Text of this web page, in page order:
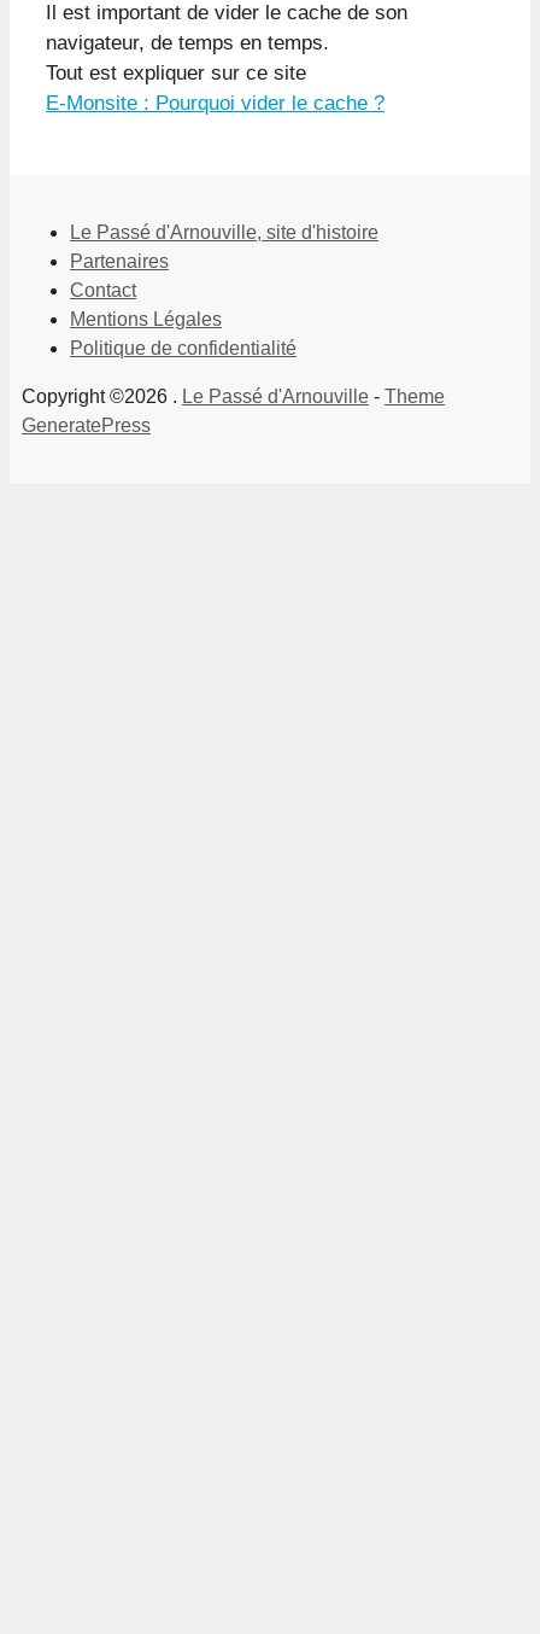
Il est important de vider le cache de son
navigateur, de temps en temps.
Tout est expliquer sur ce site
E-Monsite : Pourquoi vider le cache ?
Le Passé d'Arnouville, site d'histoire
Partenaires
Contact
Mentions Légales
Politique de confidentialité
Copyright ©2026 . Le Passé d'Arnouville - Theme
GeneratePress